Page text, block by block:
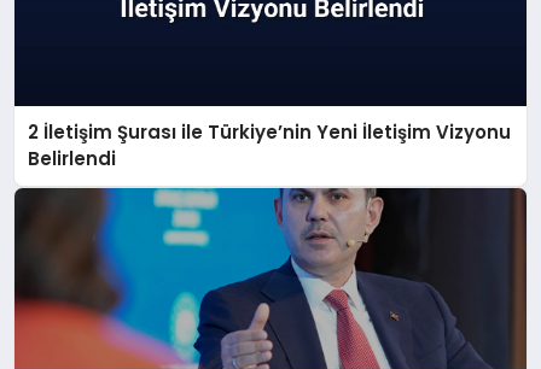
2 İletişim Şurası ile Türkiye’nin Yeni İletişim Vizyonu
Belirlendi